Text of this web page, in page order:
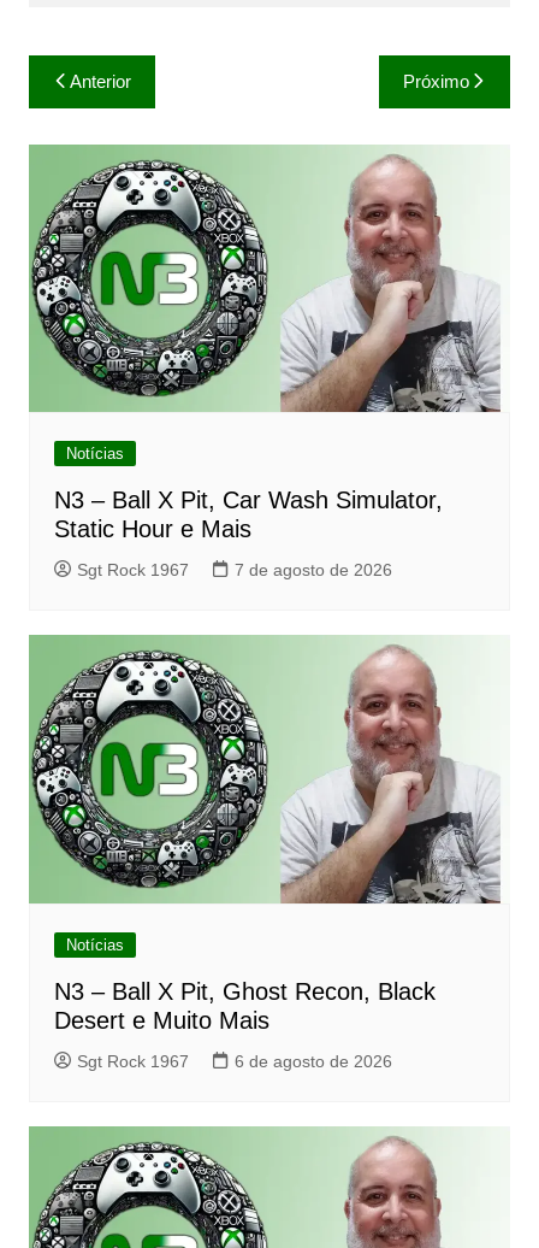
Navegação
de
Post
Anterior Próximo
Notícias
N3 – Ball X Pit, Car Wash Simulator,
Static Hour e Mais
Sgt Rock 1967 7 de agosto de 2026
Notícias
N3 – Ball X Pit, Ghost Recon, Black
Desert e Muito Mais
Sgt Rock 1967 6 de agosto de 2026